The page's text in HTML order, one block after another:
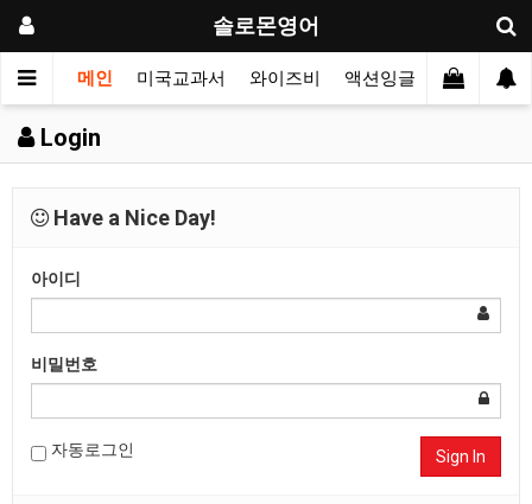
솔로몬영어
메인 미국교과서 와이즈비 액션잉글리시 싱어롱
Login
Have a Nice Day!
아이디
비밀번호
자동로그인 Sign In